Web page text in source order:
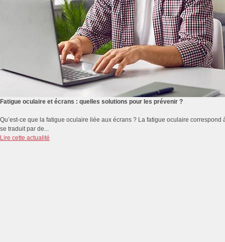
Fatigue oculaire et écrans : quelles solutions pour les prévenir ?
Qu’est-ce que la fatigue oculaire liée aux écrans ? La fatigue oculaire
se traduit par de...
Lire cette actualité